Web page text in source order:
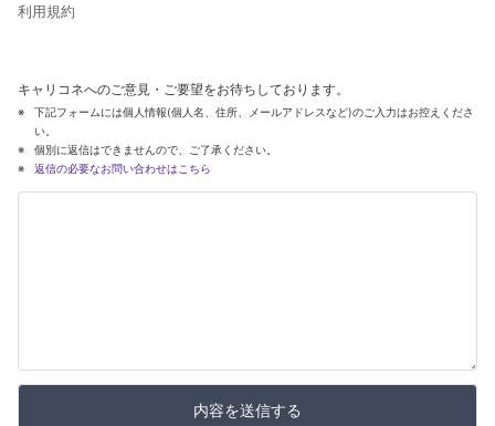
利用規約
キャリコネへのご意見・ご要望をお待ちしております。
下記フォームには個人情報(個人名、住所、メールアドレスなど)のご入力はお控えくださ
い。
個別に返信はできませんので、ご了承ください。
返信の必要なお問い合わせはこちら
内容を送信する